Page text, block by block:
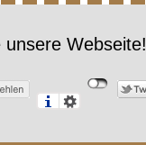
unsere Webseite!